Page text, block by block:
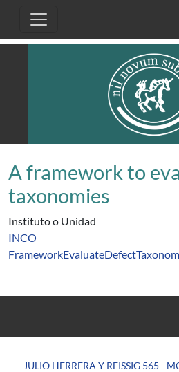
A framework to
taxonomies
Instituto o Unidad
INCO
JULIO HERRERA Y REISSIG 565 -